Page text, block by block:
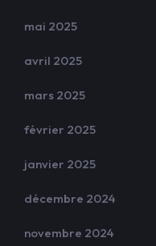
mai 2025
avril 2025
mars 2025
février 2025
janvier 2025
décembre 2024
novembre 2024